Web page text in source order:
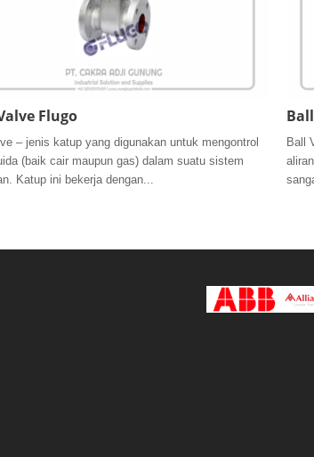
Flugo
– jenis katup yang digunakan untuk mengontrol
(baik cair maupun gas) dalam suatu sistem
Katup ini bekerja dengan...
Ball